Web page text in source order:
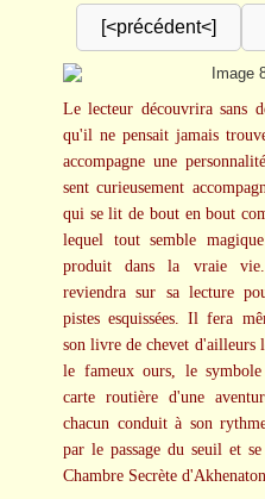
[<précédent<]
Le lecteur découvrira sans
qu'il ne pensait jamais
accompagne une
sent curieusement
qui se lit de bout en bout
lequel tout semble
produit dans la vraie
reviendra sur sa lecture
pistes esquissées. Il fera
son livre de chevet d'ailleurs
le fameux ours, le
carte routière d'une
chacun conduit à son
par le passage du seuil et
Chambre Secrète